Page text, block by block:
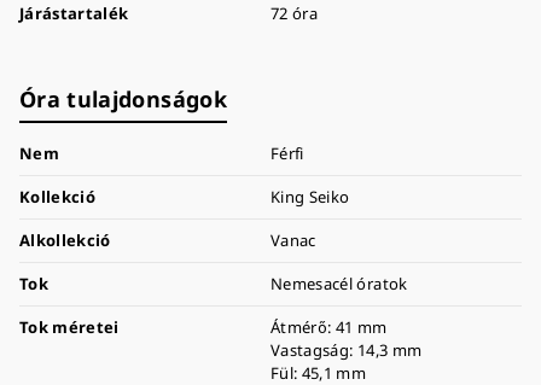
Járástartalék
72 óra
Óra tulajdonságok
Nem
Férfi
Kollekció
King Seiko
Alkollekció
Vanac
Tok
Nemesacél óratok
Tok méretei
Átmérő: 41 mm
Vastagság: 14,3 mm
Fül: 45,1 mm